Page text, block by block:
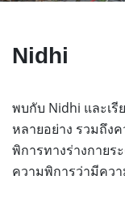
Nidhi
พบกับ Nidhi และเ
หลายอย่าง รวมถึง
พิการทางร่างกายร
ความพิการว่ามีคว